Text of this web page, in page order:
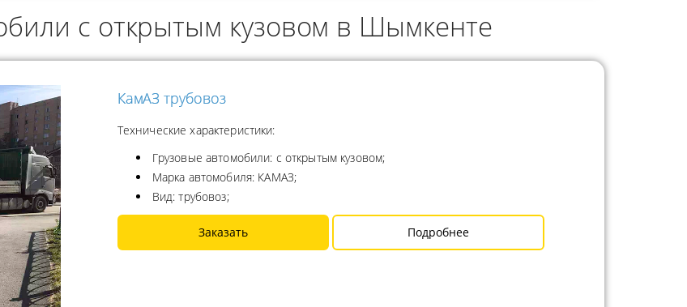
с открытым кузовом в Шымкенте
КамАЗ трубовоз
Технические характеристики:
Грузовые автомобили: с открытым кузовом;
Марка автомобиля: КАМАЗ;
Вид: трубовоз;
Заказать Подробнее